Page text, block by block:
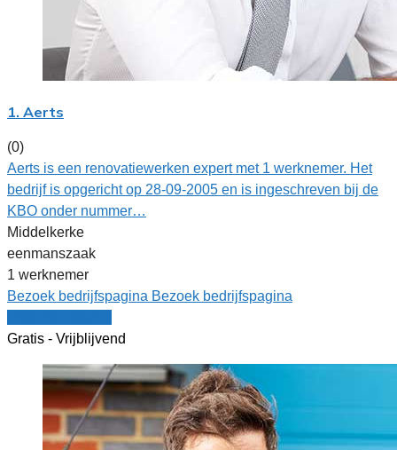
1. Aerts
(0)
Aerts is een renovatiewerken expert met 1 werknemer. Het
bedrijf is opgericht op 28-09-2005 en is ingeschreven bij de
KBO onder nummer…
Middelkerke
eenmanszaak
1 werknemer
Bezoek bedrijfspagina Bezoek bedrijfspagina
Gratis - Vrijblijvend